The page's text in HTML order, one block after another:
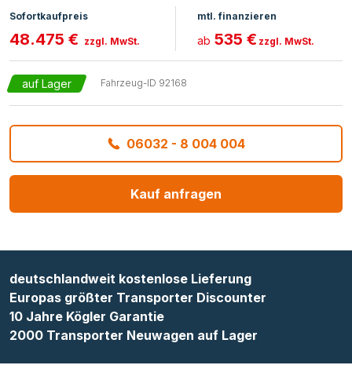
Sofortkaufpreis
48.475 € zzgl. MwSt.
mtl. finanzieren
ab 535 € zzgl. MwSt.
auf Lager Fahrzeug-ID 92168
06032 - 8 004 004
Kauf anfragen
deutschlandweit kostenlose Lieferung
Europas größter Transporter Discounter
10 Jahre Kögler Garantie
2000 Transporter Neuwagen auf Lager